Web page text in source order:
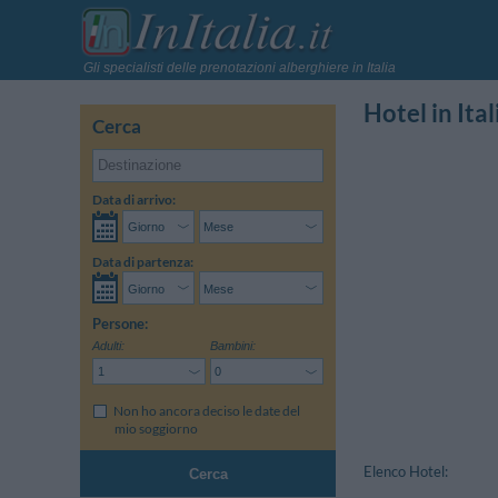
Gli specialisti delle prenotazioni alberghiere in Italia
Cerca
Data di arrivo:
Data di partenza:
Persone:
Adulti: Bambini:
Non ho ancora deciso le date del
mio soggiorno
Cerca
Hotel in
Elenco Hotel: